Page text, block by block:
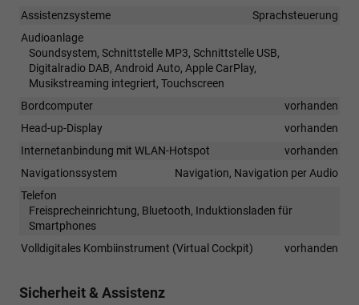
Assistenzsysteme
Sprachsteuerung
Audioanlage
Soundsystem, Schnittstelle MP3, Schnittstelle USB,
Digitalradio DAB, Android Auto, Apple CarPlay,
Musikstreaming integriert, Touchscreen
Bordcomputer
vorhanden
Head-up-Display
vorhanden
Internetanbindung mit WLAN-Hotspot
vorhanden
Navigationssystem
Navigation, Navigation per Audio
Telefon
Freisprecheinrichtung, Bluetooth, Induktionsladen für
Smartphones
Volldigitales Kombiinstrument (Virtual Cockpit)
vorhanden
Sicherheit & Assistenz